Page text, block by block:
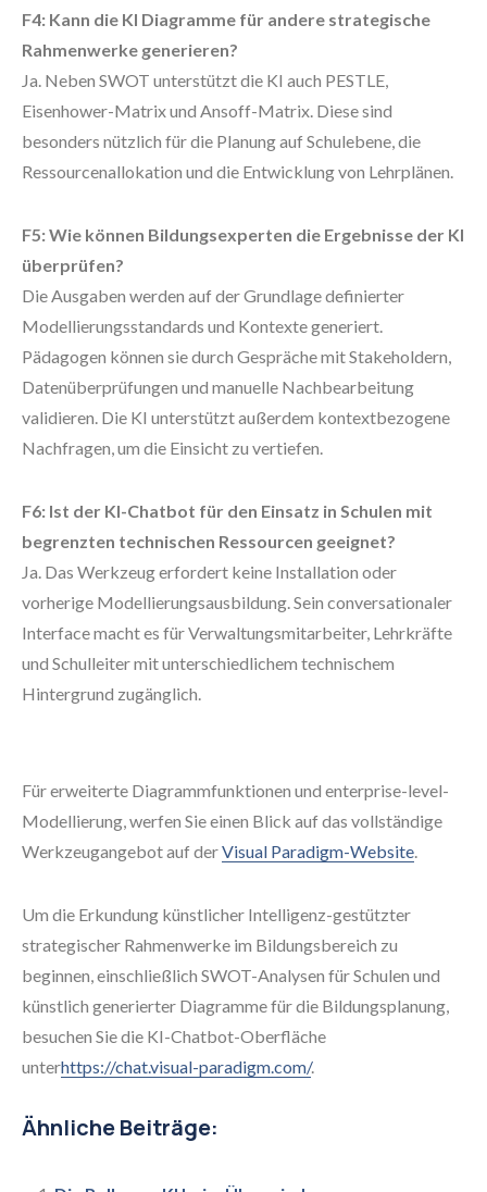
F4: Kann die KI Diagramme für andere strategische
Rahmenwerke generieren?
Ja. Neben SWOT unterstützt die KI auch PESTLE,
Eisenhower-Matrix und Ansoff-Matrix. Diese sind
besonders nützlich für die Planung auf Schulebene, die
Ressourcenallokation und die Entwicklung von Lehrplänen.
F5: Wie können Bildungsexperten die Ergebnisse der KI
überprüfen?
Die Ausgaben werden auf der Grundlage definierter
Modellierungsstandards und Kontexte generiert.
Pädagogen können sie durch Gespräche mit Stakeholdern,
Datenüberprüfungen und manuelle Nachbearbeitung
validieren. Die KI unterstützt außerdem kontextbezogene
Nachfragen, um die Einsicht zu vertiefen.
F6: Ist der KI-Chatbot für den Einsatz in Schulen mit
begrenzten technischen Ressourcen geeignet?
Ja. Das Werkzeug erfordert keine Installation oder
vorherige Modellierungsausbildung. Sein conversationaler
Interface macht es für Verwaltungsmitarbeiter, Lehrkräfte
und Schulleiter mit unterschiedlichem technischem
Hintergrund zugänglich.
Für erweiterte Diagrammfunktionen und enterprise-level-
Modellierung, werfen Sie einen Blick auf das vollständige
Werkzeugangebot auf derVisual Paradigm-Website.
Um die Erkundung künstlicher Intelligenz-gestützter
strategischer Rahmenwerke im Bildungsbereich zu
beginnen, einschließlich SWOT-Analysen für Schulen und
künstlich generierter Diagramme für die Bildungsplanung,
besuchen Sie die KI-Chatbot-Oberfläche
unterhttps://chat.visual-paradigm.com/.
Ähnliche Beiträge: